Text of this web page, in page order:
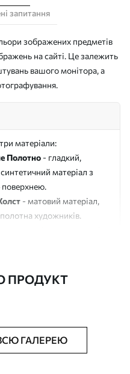
запитання
зображених предметів
на сайті. Це залежить
вашого монітора, а
матеріали:
Полотно - гладкий,
матеріал з
- матовий матеріал,
художників.
лакове покриття.
ПРОДУКТ
ГАЛЕРЕЮ